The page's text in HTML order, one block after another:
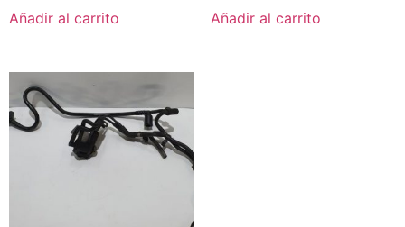
Añadir al carrito Añadir al carrito